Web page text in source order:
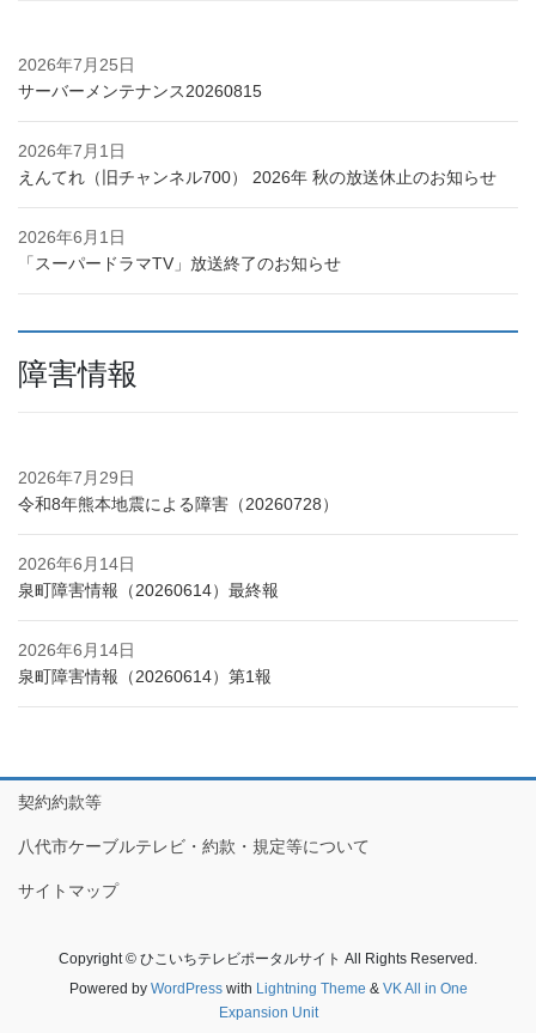
2026年7月25日
サーバーメンテナンス20260815
2026年7月1日
えんてれ（旧チャンネル700） 2026年 秋の放送休止のお知らせ
2026年6月1日
「スーパードラマTV」放送終了のお知らせ
障害情報
2026年7月29日
令和8年熊本地震による障害（20260728）
2026年6月14日
泉町障害情報（20260614）最終報
2026年6月14日
泉町障害情報（20260614）第1報
契約約款等
八代市ケーブルテレビ・約款・規定等について
サイトマップ
Copyright © ひこいちテレビポータルサイト All Rights Reserved.
Powered by WordPresswith Lightning Theme & VK All in One
Expansion Unit